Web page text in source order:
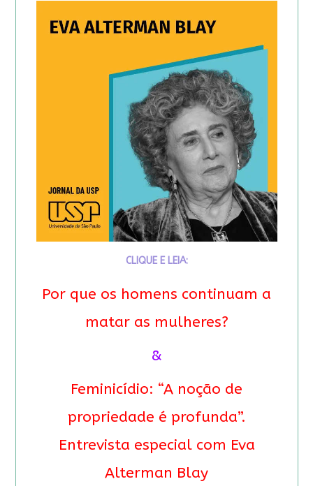
CLIQUE E LEIA:
Por que os homens continuam a
matar as mulheres?
&
Feminicídio: “A noção de
propriedade é profunda”.
Entrevista especial com Eva
Alterman Blay